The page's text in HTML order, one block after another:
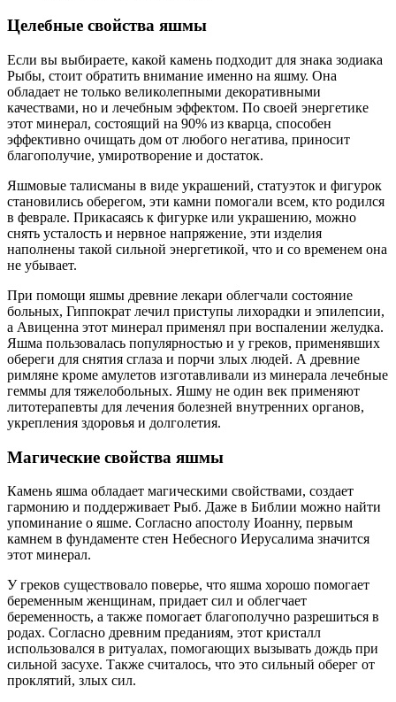
Целебные свойства яшмы
Если вы выбираете, какой камень подходит для знака зодиака
Рыбы, стоит обратить внимание именно на яшму. Она
обладает не только великолепными декоративными
качествами, но и лечебным эффектом. По своей энергетике
этот минерал, состоящий на 90% из кварца, способен
эффективно очищать дом от любого негатива, приносит
благополучие, умиротворение и достаток.
Яшмовые талисманы в виде украшений, статуэток и фигурок
становились оберегом, эти камни помогали всем, кто родился
в феврале. Прикасаясь к фигурке или украшению, можно
снять усталость и нервное напряжение, эти изделия
наполнены такой сильной энергетикой, что и со временем она
не убывает.
При помощи яшмы древние лекари облегчали состояние
больных, Гиппократ лечил приступы лихорадки и эпилепсии,
а Авиценна этот минерал применял при воспалении желудка.
Яшма пользовалась популярностью и у греков, применявших
обереги для снятия сглаза и порчи злых людей. А древние
римляне кроме амулетов изготавливали из минерала лечебные
геммы для тяжелобольных. Яшму не один век применяют
литотерапевты для лечения болезней внутренних органов,
укрепления здоровья и долголетия.
Магические свойства яшмы
Камень яшма обладает магическими свойствами, создает
гармонию и поддерживает Рыб. Даже в Библии можно найти
упоминание о яшме. Согласно апостолу Иоанну, первым
камнем в фундаменте стен Небесного Иерусалима значится
этот минерал.
У греков существовало поверье, что яшма хорошо помогает
беременным женщинам, придает сил и облегчает
беременность, а также помогает благополучно разрешиться в
родах. Согласно древним преданиям, этот кристалл
использовался в ритуалах, помогающих вызывать дождь при
сильной засухе. Также считалось, что это сильный оберег от
проклятий, злых сил.